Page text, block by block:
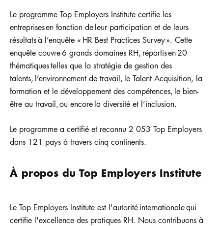
Le programme Top Employers Institute certifie les
entreprises en fonction de leur participation et de leurs
résultats à l’enquête « HR Best Practices Survey ». Cette
enquête couvre 6 grands domaines RH, répartis en 20
thématiques telles que la stratégie de gestion des
talents, l’environnement de travail, le Talent Acquisition, la
formation et le développement des compétences, le bien-
être au travail, ou encore la diversité et l’inclusion.
Le programme a certifié et reconnu 2 053 Top Employers
dans 121 pays à travers cinq continents.
À propos du Top Employers Institute
Le Top Employers Institute est l'autorité internationale qui
certifie l'excellence des pratiques RH. Nous contribuons à